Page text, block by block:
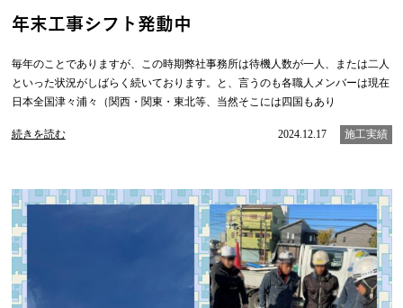
年末工事シフト発動中
毎年のことでありますが、この時期弊社事務所は待機人数が一人、または二人
といった状況がしばらく続いております。と、言うのも各職人メンバーは現在
日本全国津々浦々（関西・関東・東北等、当然そこには四国もあり
続きを読む 2024.12.17 施工実績